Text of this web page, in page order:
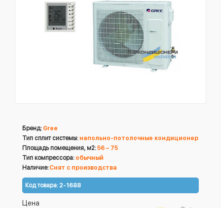
Бренд: Gree
Тип сплит системы: напольно-потолочные кондиционер
Площадь помещения, м2:56 – 75
Тип компрессора: обычный
Наличие:Снят с производства
Код товара: 2-1688
Цена